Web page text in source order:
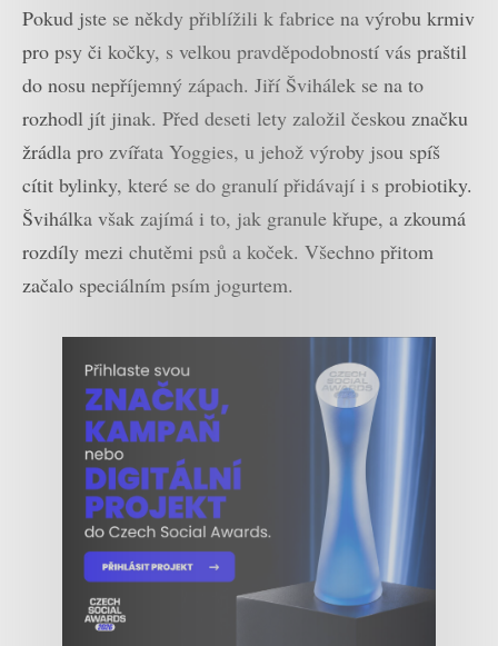
Pokud jste se někdy přiblížili k fabrice na výrobu krmiv
pro psy či kočky, s velkou pravděpodobností vás praštil
do nosu nepříjemný zápach. Jiří Švihálek se na to
rozhodl jít jinak. Před deseti lety založil českou značku
žrádla pro zvířata Yoggies, u jehož výroby jsou spíš
cítit bylinky, které se do granulí přidávají i s probiotiky.
Švihálka však zajímá i to, jak granule křupe, a zkoumá
rozdíly mezi chutěmi psů a koček. Všechno přitom
začalo speciálním psím jogurtem.